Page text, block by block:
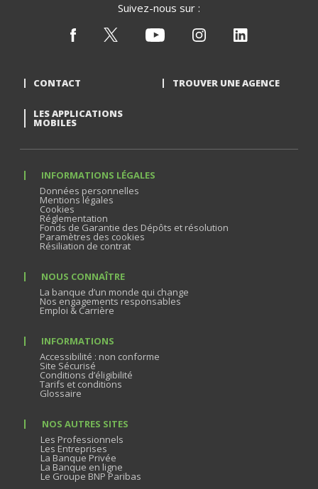
Suivez-nous sur :
CONTACT TROUVER UNE AGENCE
LES APPLICATIONS
MOBILES
INFORMATIONS LÉGALES
Données personnelles
Mentions légales
Cookies
Réglementation
Fonds de Garantie des Dépôts et résolution
Paramètres des cookies
Résiliation de contrat
NOUS CONNAÎTRE
La banque d’un monde qui change
Nos engagements responsables
Emploi & Carrière
INFORMATIONS
Accessibilité : non conforme
Site Sécurisé
Conditions d’éligibilité
Tarifs et conditions
Glossaire
NOS AUTRES SITES
Les Professionnels
Les Entreprises
La Banque Privée
La Banque en ligne
Le Groupe BNP Paribas